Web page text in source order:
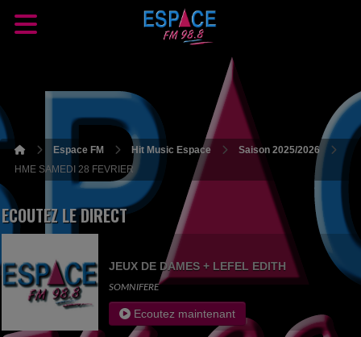
Espace FM Hit Music Espace
Saison 2025/2026
HME SAMEDI 28 FEVRIER
ECOUTEZ LE DIRECT
JEUX DE DAMES + LEFEL EDITH
SOMNIFERE
Ecoutez maintenant